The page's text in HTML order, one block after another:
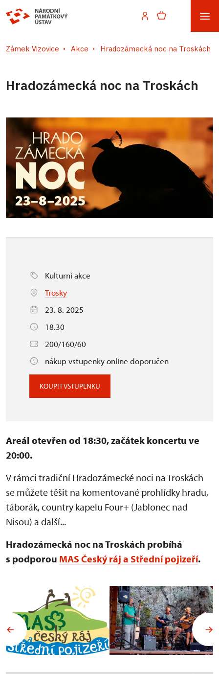
Zámek Vizovice Akce Hradozámecká noc na Troskách
Hradozámecká noc na Troskách
Kulturní akce
Trosky
23. 8. 2025
18.30
200/160/60
nákup vstupenky online doporučen
KOUPIT VSTUPENKU
Areál otevřen od 18:30, začátek koncertu ve
20:00.
V rámci tradiční Hradozámecké noci na Troskách
se můžete těšit na komentované prohlídky hradu,
táborák, country kapelu Four+ (Jablonec nad
Nisou) a další...
Hradozámecká noc na Troskách probíhá
s podporou MAS Český ráj a Střední pojizeří.